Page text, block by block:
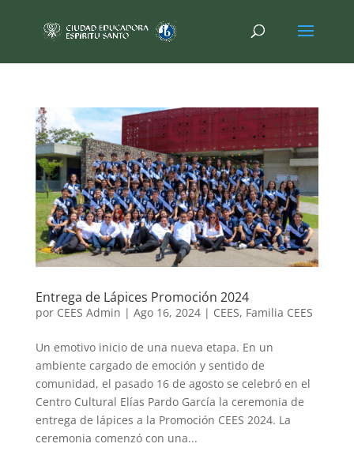
Entrega de Lápices Promoción 2024
por CEES Admin | Ago 16, 2024| CEES, Familia CEES
Un emotivo inicio de una nueva etapa. En un
ambiente cargado de emoción y sentido de
comunidad, el pasado 16 de agosto se celebró en el
Centro Cultural Elías Pardo García la ceremonia de
entrega de lápices a la Promoción CEES 2024. La
ceremonia comenzó con una...